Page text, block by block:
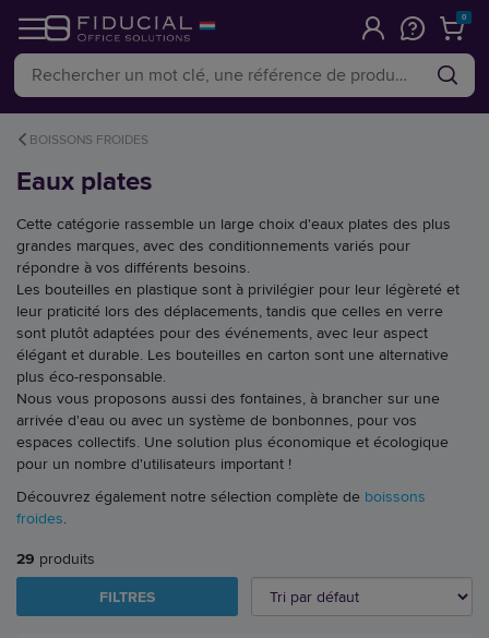
0
BOISSONS FROIDES
Eaux plates
Cette catégorie rassemble un large choix d'eaux plates des plus
grandes marques, avec des conditionnements variés pour
répondre à vos différents besoins.
Les bouteilles en plastique sont à privilégier pour leur légèreté et
leur praticité lors des déplacements, tandis que celles en verre
sont plutôt adaptées pour des événements, avec leur aspect
élégant et durable. Les bouteilles en carton sont une alternative
plus éco-responsable.
Nous vous proposons aussi des fontaines, à brancher sur une
arrivée d'eau ou avec un système de bonbonnes, pour vos
espaces collectifs. Une solution plus économique et écologique
pour un nombre d'utilisateurs important !
Découvrez également notre sélection complète de boissons
froides.
29 produits
FILTRES